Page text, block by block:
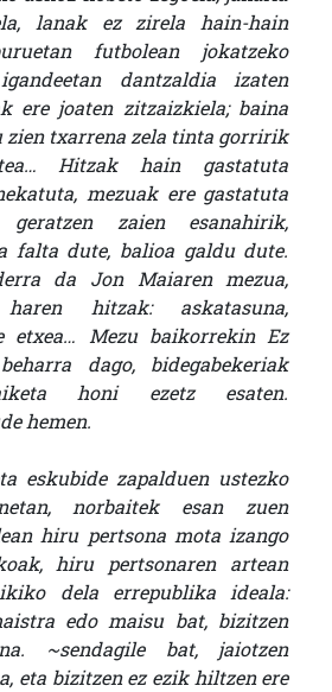
lanak ez zirela hain-hain
futbolean jokatzeko
dantzaldia izaten
ere joaten zitzaizkiela; baina
zien txarrena zela tinta gorririk
Hitzak hain gastatuta
mezuak ere gastatuta
geratzen zaien esanahirik,
falta dute, balioa galdu dute.
da Jon Maiaren mezua,
hitzak: askatasuna,
etxea… Mezu baikorrekin Ez
dago, bidegabekeriak
honi ezetz esaten.
hemen.
eskubide zapalduen ustezko
norbaitek esan zuen
hiru pertsona mota izango
hiru pertsonaren artean
dela errepublika ideala:
edo maisu bat, bizitzen
~sendagile bat, jaiotzen
eta bizitzen ez ezik hiltzen ere